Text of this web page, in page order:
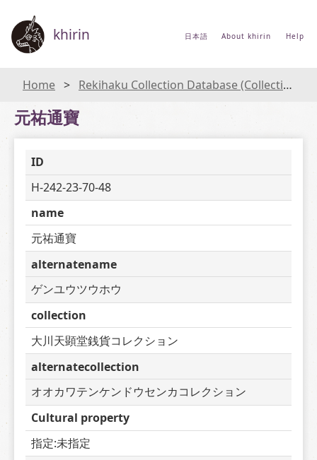
khirin 日本語 About khirin Help
Home Rekihaku Collection Database (Collections Database of the National Museum of Japanese History)
元祐通寶
ID
H-242-23-70-48
name
元祐通寶
alternatename
ゲンユウツウホウ
collection
大川天顕堂銭貨コレクション
alternatecollection
オオカワテンケンドウセンカコレクション
Cultural property
指定:未指定